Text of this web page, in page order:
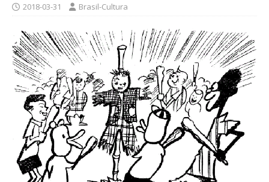
2018-03-31 Brasil-Cultura